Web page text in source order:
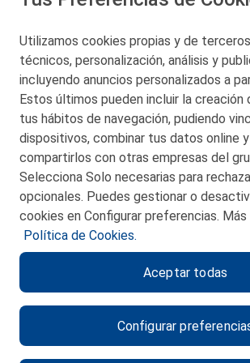
© 2026 Petronor S.A.
CONTACTO
MAPA WEB
POLITICA DE PRIVACIDAD
POLITICA DE COOKIES
CANAL DE ÉTICA
Utilizamos cookies propias y de
técnicos, personalización, análisis y
incluyendo anuncios personalizados a
Estos últimos pueden incluir la creación
tus hábitos de navegación, pudiendo
dispositivos, combinar tus datos online
compartirlos con otras empresas del
Selecciona Solo necesarias para
opcionales. Puedes gestionar o
cookies en Configurar preferencias.
Política de Cookies.
Configurar
Aceptar todas